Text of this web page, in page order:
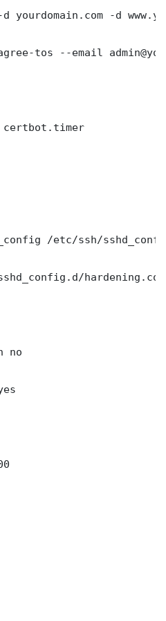
-d
tos --email
certbot.timer
/etc/ssh/
no